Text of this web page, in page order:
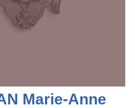
Marie-Anne